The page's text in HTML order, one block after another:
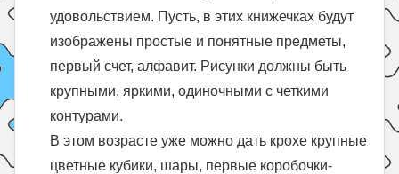
удовольствием. Пусть, в этих книжечках будут
изображены простые и понятные предметы,
первый счет, алфавит. Рисунки должны быть
крупными, яркими, одиночными с четкими
контурами.
В этом возрасте уже можно дать крохе крупные
цветные кубики, шары, первые коробочки-